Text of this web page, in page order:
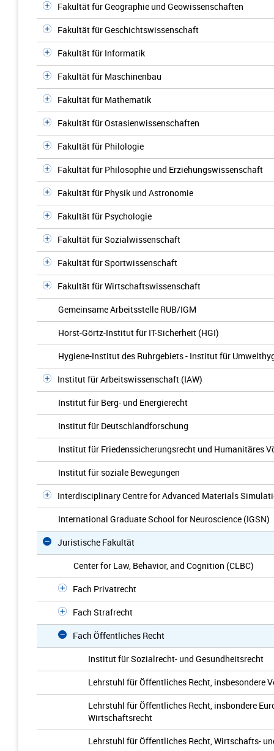
Fakultät für Geographie und Geowissenschaften
Fakultät für Geschichtswissenschaft
Fakultät für Informatik
Fakultät für Maschinenbau
Fakultät für Mathematik
Fakultät für Ostasienwissenschaften
Fakultät für Philologie
Fakultät für Philosophie und Erziehungswissenschaft
Fakultät für Physik und Astronomie
Fakultät für Psychologie
Fakultät für Sozialwissenschaft
Fakultät für Sportwissenschaft
Fakultät für Wirtschaftswissenschaft
Gemeinsame Arbeitsstelle RUB/IGM
Horst-Görtz-Institut für IT-Sicherheit (HGI)
Hygiene-Institut des Ruhrgebiets - Institut für
Institut für Arbeitswissenschaft (IAW)
Institut für Berg- und Energierecht
Institut für Deutschlandforschung
Institut für Friedenssicherungsrecht und Humanitäres
Institut für soziale Bewegungen
Interdisciplinary Centre for Advanced Materials
International Graduate School for Neuroscience (IGSN)
Juristische Fakultät
Center for Law, Behavior, and Cognition (CLBC)
Fach Privatrecht
Fach Strafrecht
Fach Öffentliches Recht
Institut für Sozialrecht- und Gesundheitsrecht
Lehrstuhl für Öffentliches Recht, insbesondere
Lehrstuhl für Öffentliches Recht, insbondere
Wirtschaftsrecht
Lehrstuhl für Öffentliches Recht, Wirtschafts-